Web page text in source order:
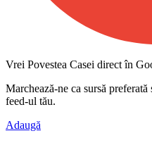
Vrei Povestea Casei direct în
Marchează-ne ca sursă preferată
feed-ul tău.
Adaugă